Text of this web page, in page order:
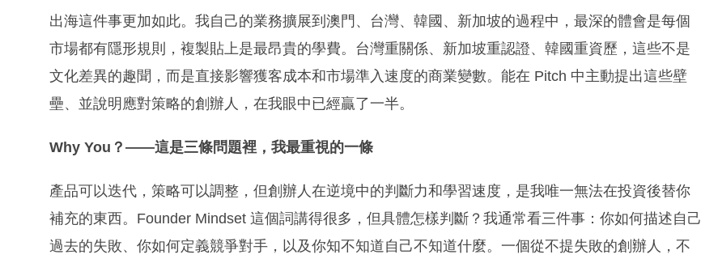
出海這件事更加如此。我自己的業務擴展到澳門、台灣、韓國、新加坡的過程中，最深的體會是每個
市場都有隱形規則，複製貼上是最昂貴的學費。台灣重關係、新加坡重認證、韓國重資歷，這些不是
文化差異的趣聞，而是直接影響獲客成本和市場準入速度的商業變數。能在 Pitch 中主動提出這些壁
壘、並說明應對策略的創辦人，在我眼中已經贏了一半。
Why You？——這是三條問題裡，我最重視的一條
產品可以迭代，策略可以調整，但創辦人在逆境中的判斷力和學習速度，是我唯一無法在投資後替你
補充的東西。Founder Mindset 這個詞講得很多，但具體怎樣判斷？我通常看三件事：你如何描述自己
過去的失敗、你如何定義競爭對手，以及你知不知道自己不知道什麼。一個從不提失敗的創辦人，不